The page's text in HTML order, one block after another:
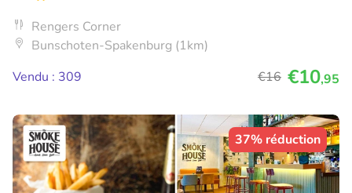
Rengers Corner
Bunschoten-Spakenburg (1km)
Vendu : 309
€16 €10,95
37% réduction